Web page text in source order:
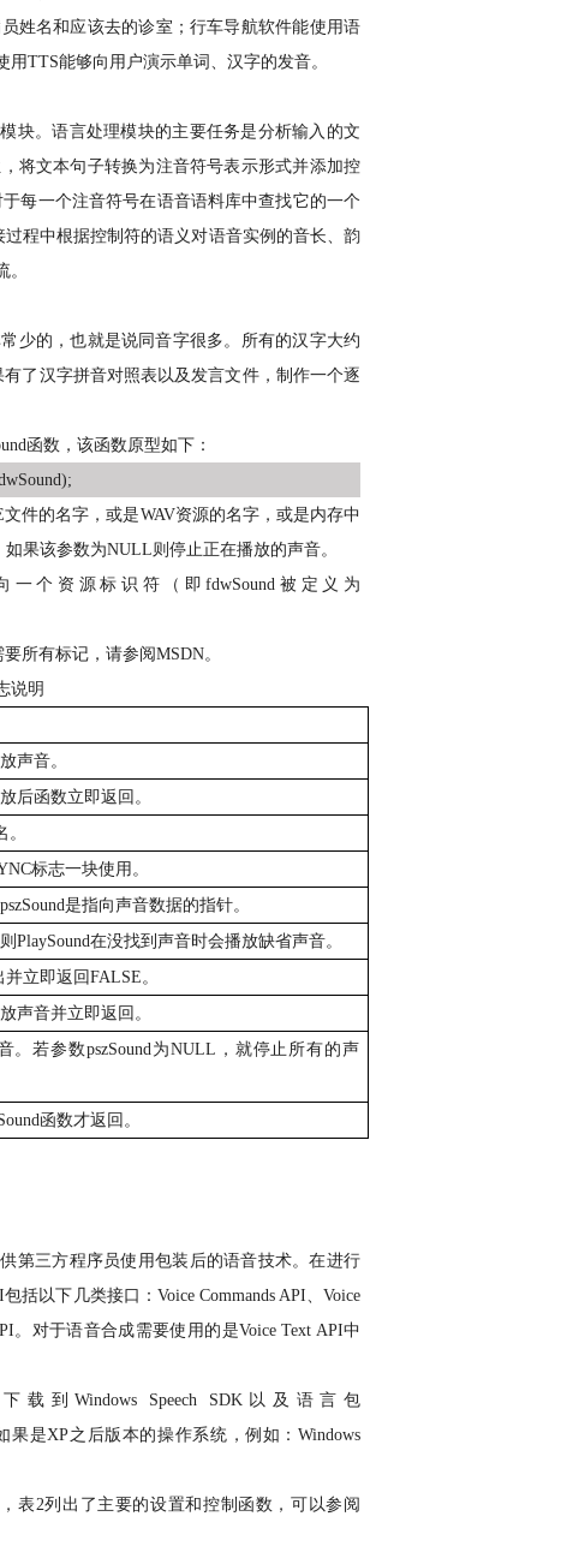
姓名和应该去的诊室；行车导航软件能使用语
用TTS能够向用户演示单词、汉字的发音。
块。语言处理模块的主要任务是分析输入的文
将文本句子转换为注音符号表示形式并添加控
每一个注音符号在语音语料库中查找它的一个
过程中根据控制符的语义对语音实例的音长、韵
少的，也就是说同音字很多。所有的汉字大约
了汉字拼音对照表以及发言文件，制作一个逐
函数，该函数原型如下：
文件的名字，或是WAV资源的名字，或是内存中
如果该参数为NULL则停止正在播放的声音。
一个资源标识符（即fdwSound 被定义为
所有标记，请参阅MSDN。
说明
声音。
后函数立即返回。
。
标志一块使用。
pszSound是指向声音数据的指针。
PlaySound在没找到声音时会播放缺省声音。
立即返回FALSE。
声音并立即返回。
。若参数pszSound为NULL ，就停止所有的声
函数才返回。
第三方程序员使用包装后的语音技术。在进行
包括以下几类接口： Voice Commands API、Voice
。对于语音合成需要使用的是Voice Text API中
载到Windows Speech SDK以及语言包
果是XP之后版本的操作系统，例如：Windows
表2列出了主要的设置和控制函数，可以参阅